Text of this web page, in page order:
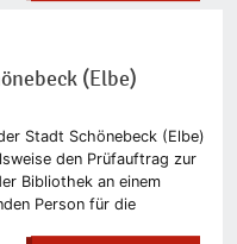
(Elbe)
Stadt Schönebeck (Elbe)
den Prüfauftrag zur
Bibliothek an einem
Person für die